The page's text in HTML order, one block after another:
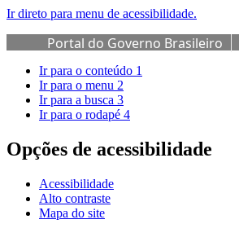
Ir direto para menu de acessibilidade.
Portal do Governo Brasileiro
Ir para o conteúdo 1
Ir para o menu 2
Ir para a busca 3
Ir para o rodapé 4
Opções de acessibilidade
Acessibilidade
Alto contraste
Mapa do site